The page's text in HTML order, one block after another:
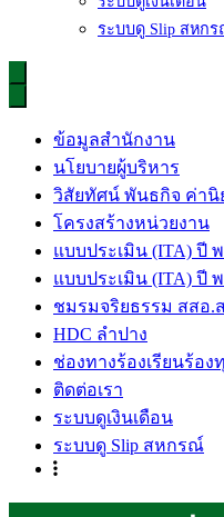
ระบบดู Slip สหก
ข้อมูลสำนักงาน
นโยบายผู้บริหาร
วิสัยทัศน์ พันธกิจ ค่านิ
โครงสร้างหน่วยงาน
แบบประเมิน (ITA) ปี พ
แบบประเมิน (ITA) ปี พ
ชมรมจริยธรรม สสอ.
HDC ลำปาง
ช่องทางร้องเรียนร้อง
ติดต่อเรา
ระบบดูเงินเดือน
ระบบดู Slip สหกรณ์